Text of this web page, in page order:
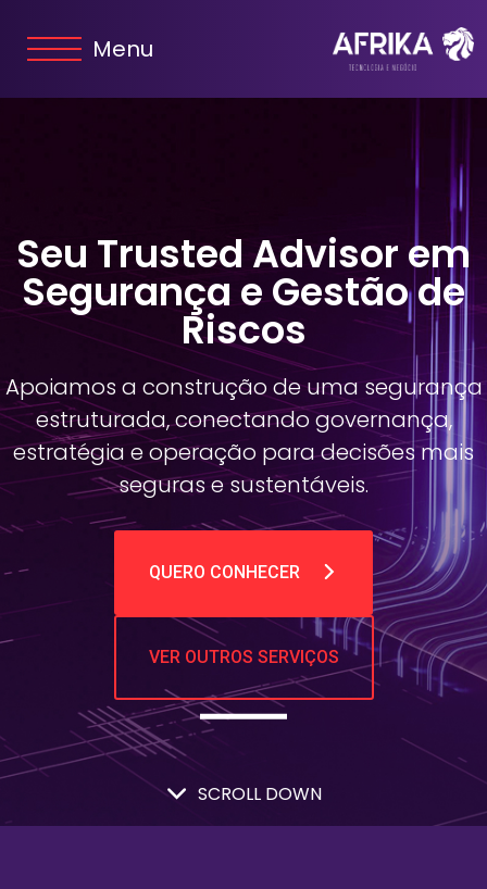
Menu
Seu Trusted Advisor em
Segurança e Gestão de
Riscos
Apoiamos a construção de uma segurança
estruturada, conectando governança,
estratégia e operação para decisões mais
seguras e sustentáveis.
QUERO CONHECER
VER OUTROS SERVIÇOS
SCROLL DOWN